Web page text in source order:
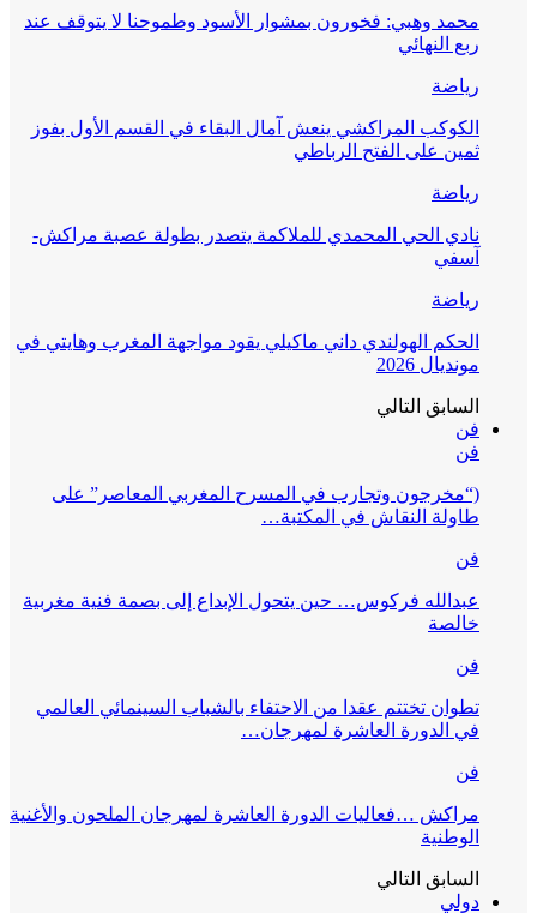
محمد وهبي: فخورون بمشوار الأسود وطموحنا لا يتوقف عند
ربع النهائي
رياضة
الكوكب المراكشي ينعش آمال البقاء في القسم الأول بفوز
ثمين على الفتح الرباطي
رياضة
نادي الحي المحمدي للملاكمة يتصدر بطولة عصبة مراكش-
آسفي
رياضة
الحكم الهولندي داني ماكيلي يقود مواجهة المغرب وهايتي في
مونديال 2026
السابق التالي
فن
فن
(“مخرجون وتجارب في المسرح المغربي المعاصر” على
طاولة النقاش في المكتبة…
فن
عبدالله فركوس… حين يتحول الإبداع إلى بصمة فنية مغربية
خالصة
فن
تطوان تختتم عقدا من الاحتفاء بالشباب السينمائي العالمي
في الدورة العاشرة لمهرجان…
فن
مراكش …فعاليات الدورة العاشرة لمهرجان الملحون والأغنية
الوطنية
السابق التالي
دولي